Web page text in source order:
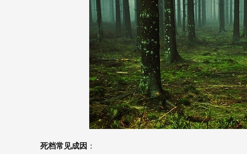
死档常见成因 ：